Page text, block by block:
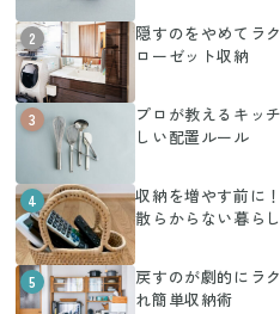
2
隠すのをやめてラ
ローゼット収納
3
プロが教えるキッ
しい配置ルール
4
収納を増やす前に
散らからない暮ら
5
戻すのが劇的にラ
れ簡単収納術